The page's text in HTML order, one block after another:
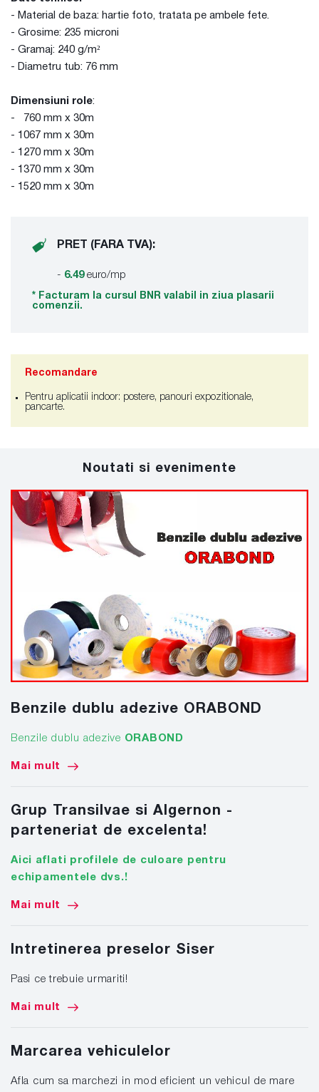
- Material de baza: hartie foto, tratata pe ambele fete.
- Grosime: 235 microni
- Gramaj: 240 g/m²
- Diametru tub: 76 mm
Dimensiuni role:
- 760 mm x 30m
- 1067 mm x 30m
- 1270 mm x 30m
- 1370 mm x 30m
- 1520 mm x 30m
PRET (FARA TVA):
- 6.49euro/mp
* Facturam la cursul BNR valabil in ziua plasarii
comenzii.
Recomandare
Pentru aplicatii indoor: postere, panouri expozitionale,
pancarte.
Noutati si evenimente
Benzile dublu adezive ORABOND
Benzile dublu adezive ORABOND
Mai mult
Grup Transilvae si Algernon -
parteneriat de excelenta!
Aici aflati profilele de culoare pentru
echipamentele dvs.!
Mai mult
Intretinerea preselor Siser
Pasi ce trebuie urmariti!
Mai mult
Marcarea vehiculelor
Afla cum sa marchezi in mod eficient un vehicul de mare